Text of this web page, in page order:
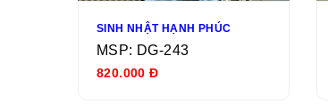
SINH NHẬT HẠNH PHÚC
MSP: DG-243
820.000 Đ